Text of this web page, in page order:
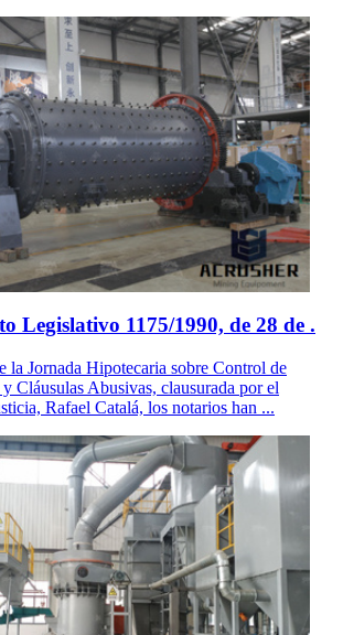
Legislativo 1175/1990, de 28 de .
la Jornada Hipotecaria sobre Control de
Cláusulas Abusivas, clausurada por el
Rafael Catalá, los notarios han ...